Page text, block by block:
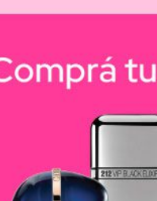
pH 3,5. Tiene efecto
pequeña de todos
como
cutánea. Mejora
piel. Atenúa arrugas y